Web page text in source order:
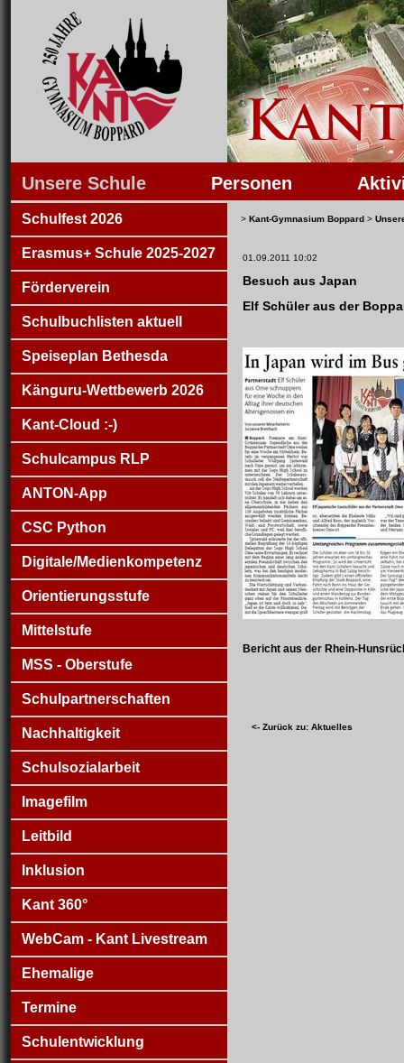
Unsere Schule Personen
Schulfest 2026
Erasmus+ Schule 2025-2027
Förderverein
Schulbuchlisten aktuell
Speiseplan Bethesda
Känguru-Wettbewerb 2026
Kant-Cloud :-)
Schulcampus RLP
ANTON-App
CSC Python
Digitale/Medienkompetenz
Orientierungsstufe
Mittelstufe
MSS - Oberstufe
Schulpartnerschaften
Nachhaltigkeit
Schulsozialarbeit
Imagefilm
Leitbild
Inklusion
Kant 360°
WebCam - Kant Livestream
Ehemalige
Termine
Schulentwicklung
> Kant-Gymnasium Boppard >
01.09.2011 10:02
Besuch aus Japan
Elf Schüler aus der
Bericht aus der Rhein-
<- Zurück zu: Aktuelles